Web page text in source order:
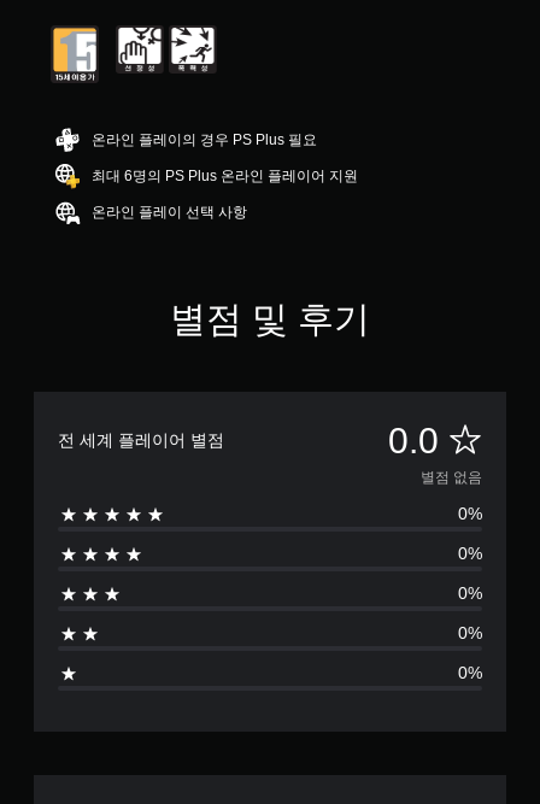
온라인 플레이의 경우 PS Plus 필요
최대 6명의 PS Plus 온라인 플레이어 지원
온라인 플레이 선택 사항
별점 및 후기
전 세계 플레이어 별점 0.0 별
점
없
음
별점 없음
0%
0%
0%
0%
0%